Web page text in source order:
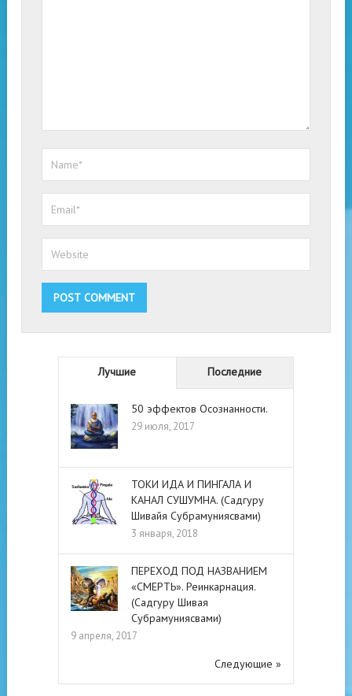
Лучшие Последние
50 эффектов Осознанности.
29 июля, 2017
ТОКИ ИДА И ПИНГАЛА И
КАНАЛ СУШУМНА. (Садгуру
Шивайя Субрамуниясвами)
3 января, 2018
ПЕРЕХОД ПОД НАЗВАНИЕМ
«СМЕРТЬ». Реинкарнация.
(Садгуру Шивая
Субрамуниясвами)
9 апреля, 2017
Следующие »